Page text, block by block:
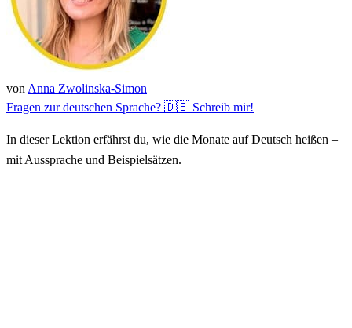
von Anna Zwolinska-Simon
Fragen zur deutschen Sprache? 🇩🇪 Schreib mir!
In dieser Lektion erfährst du, wie die Monate auf Deutsch heißen –
mit Aussprache und Beispielsätzen.